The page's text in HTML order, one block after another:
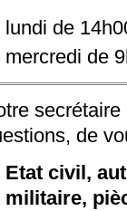
lundi de
mercredi de
de
Etat civil,
militaire,